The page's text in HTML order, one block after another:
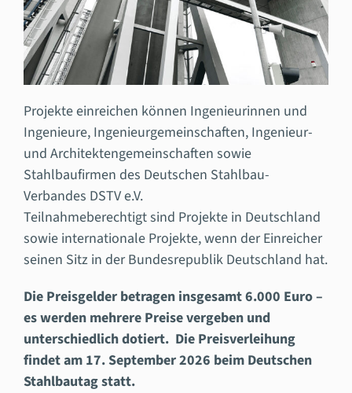
Projekte einreichen können Ingenieurinnen und
Ingenieure, Ingenieurgemeinschaften, Ingenieur-
und Architektengemeinschaften sowie
Stahlbaufirmen des Deutschen Stahlbau-
Verbandes DSTV e.V.
Teilnahmeberechtigt sind Projekte in Deutschland
sowie internationale Projekte, wenn der Einreicher
seinen Sitz in der Bundesrepublik Deutschland hat.
Die Preisgelder betragen insgesamt 6.000 Euro –
es werden mehrere Preise vergeben und
unterschiedlich dotiert. Die Preisverleihung
findet am 17. September 2026 beim Deutschen
Stahlbautag statt.